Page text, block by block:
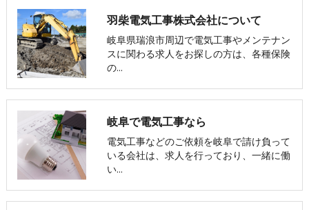
羽柴電気工事株式会社について
岐阜県瑞浪市周辺で電気工事やメンテナン
スに関わる求人をお探しの方は、各種保険
の…
岐阜で電気工事なら
電気工事などのご依頼を岐阜で請け負って
いる会社は、求人を行っており、一緒に働
い…